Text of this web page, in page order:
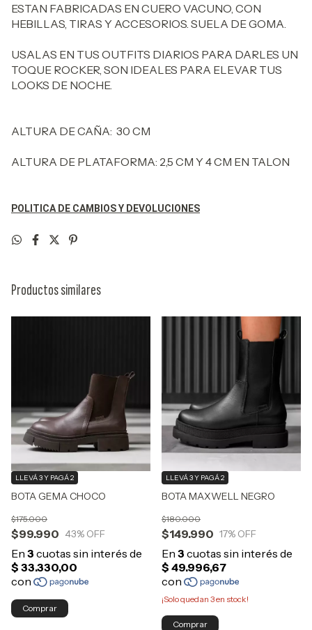
ESTAN FABRICADAS EN CUERO VACUNO, CON
HEBILLAS, TIRAS Y ACCESORIOS. SUELA DE GOMA.
USALAS EN TUS OUTFITS DIARIOS PARA DARLES UN
TOQUE ROCKER, SON IDEALES PARA ELEVAR TUS
LOOKS DE NOCHE.
ALTURA DE CAÑA: 30 CM
ALTURA DE PLATAFORMA: 2,5 CM Y 4 CM EN TALON
POLITICA DE CAMBIOS Y DEVOLUCIONES
Productos similares
BOTA GEMA CHOCO
$99.990
$175.000
43% OFF
LLEVÁ 3 Y PAGÁ 2
Comprar
BOTA MAXWELL NEGRO
$149.990
$180.000
17% OFF
LLEVÁ 3 Y PAGÁ 2
¡Solo quedan 3en stock!
Comprar